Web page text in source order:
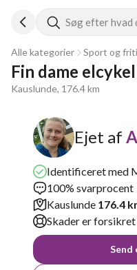
Søg efter hvad
Alle kategorier Sport og
Fin dame elcykel
Kauslunde, 176.4 km
Ejet af
Identificeret med
100% svarprocent
Kauslunde 176.4
Skader er
Send